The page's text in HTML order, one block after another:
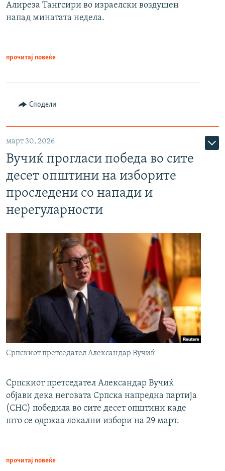
Алиреза Тангсири во израелски воздушен
напад минатата недела.
прочитај повеќе
Сподели
март 30, 2026
Вучиќ прогласи победа во сите
десет општини на изборите
проследени со напади и
нерегуларности
Српскиот претседател Александар Вучиќ
Српскиот претседател Александар Вучиќ
објави дека неговата Српска напредна партија
(СНС) победила во сите десет општини каде
што се одржаа локални избори на 29 март.
прочитај повеќе